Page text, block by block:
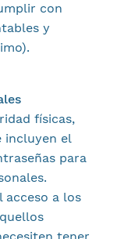
con
y
físicas,
incluyen el
para
acceso a los